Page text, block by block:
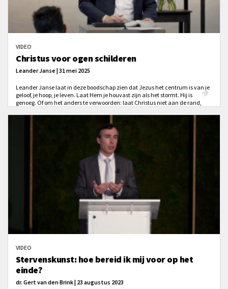
VIDEO
Christus voor ogen schilderen
Leander Janse | 31 mei 2025
Leander Janse laat in deze boodschap zien dat Jezus het centrum is van je
geloof, je hoop, je leven. Laat Hem je houvast zijn als het stormt. Hij is
genoeg. Of om het anders te verwoorden: laat Christus niet aan de rand,
VIDEO
Stervenskunst: hoe bereid ik mij voor op het
einde?
dr. Gert van den Brink | 23 augustus 2023